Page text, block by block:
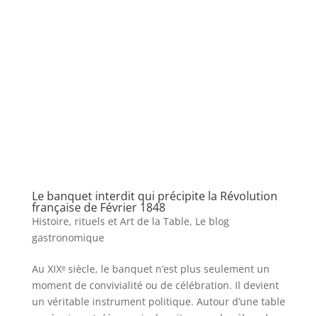
Le banquet interdit qui précipite la Révolution
française de Février 1848
Histoire, rituels et Art de la Table, Le blog
gastronomique
Au XIXᵉ siècle, le banquet n’est plus seulement un
moment de convivialité ou de célébration. Il devient
un véritable instrument politique. Autour d’une table